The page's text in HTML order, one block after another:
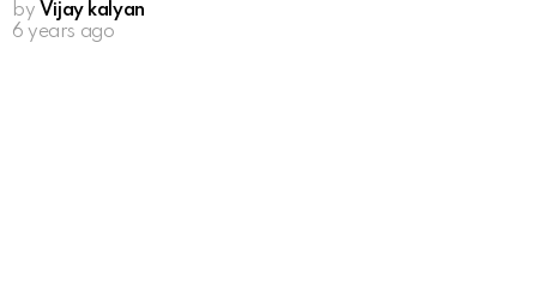
by Vijay kalyan
6 years ago